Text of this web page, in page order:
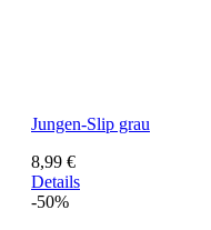
Jungen-Slip grau
8,99 €
Details
-50%